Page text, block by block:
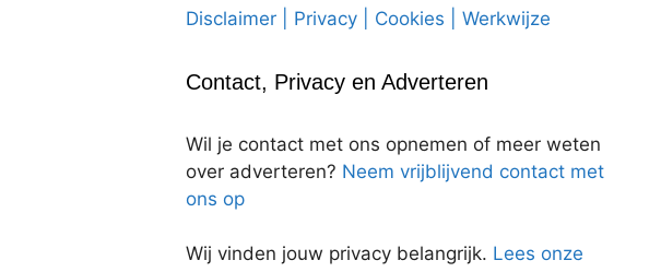
Disclaimer | Privacy | Cookies | Werkwijze
Contact, Privacy en Adverteren
Wil je contact met ons opnemen of meer weten
over adverteren? Neem vrijblijvend contact met
ons op
Wij vinden jouw privacy belangrijk. Lees onze